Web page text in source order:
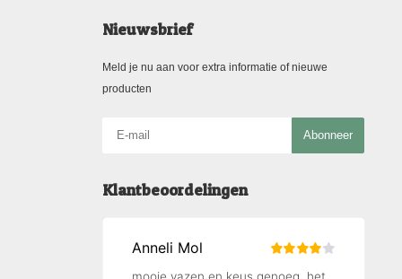
Nieuwsbrief
Meld je nu aan voor extra informatie of nieuwe
producten
Abonneer
Klantbeoordelingen